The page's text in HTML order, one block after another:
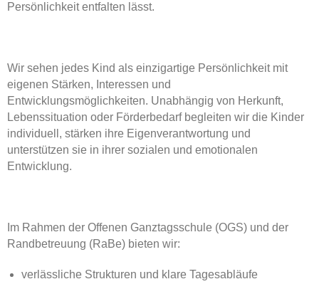
Persönlichkeit entfalten lässt.
Wir sehen jedes Kind als einzigartige Persönlichkeit mit
eigenen Stärken, Interessen und
Entwicklungsmöglichkeiten. Unabhängig von Herkunft,
Lebenssituation oder Förderbedarf begleiten wir die Kinder
individuell, stärken ihre Eigenverantwortung und
unterstützen sie in ihrer sozialen und emotionalen
Entwicklung.
Im Rahmen der Offenen Ganztagsschule (OGS) und der
Randbetreuung (RaBe) bieten wir:
verlässliche Strukturen und klare Tagesabläufe